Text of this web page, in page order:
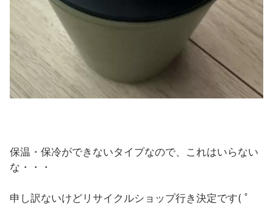
保温・保冷ができないタイプなので、これはいらない
な・・・
申し訳ないけどリサイクルショップ行き決定です( ﾟ